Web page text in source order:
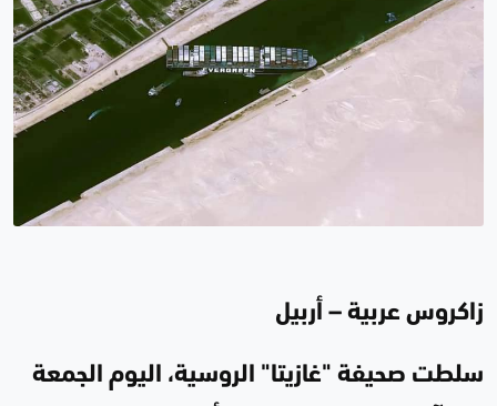
زاكروس عربية – أربيل
سلطت صحيفة "غازيتا" الروسية، اليوم الجمعة